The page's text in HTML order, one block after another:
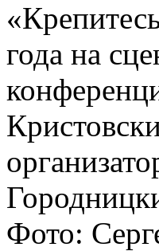
года на
Фото: